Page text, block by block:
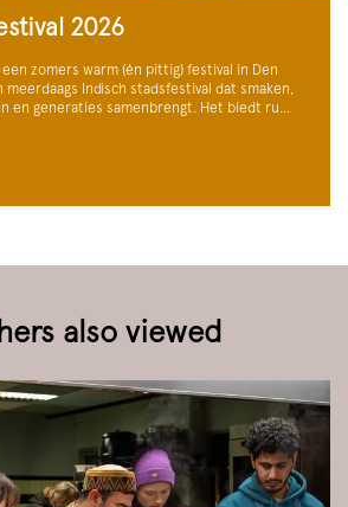
2026
een zomers warm (én pittig) festival in Den
meerdaags Indisch stadsfestival dat smaken,
en generaties samenbrengt. Het biedt ru…
also viewed